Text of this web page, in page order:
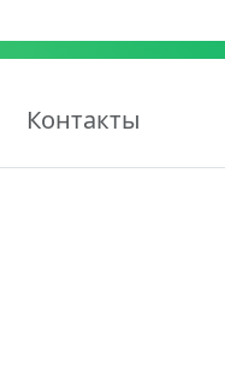
Контакты